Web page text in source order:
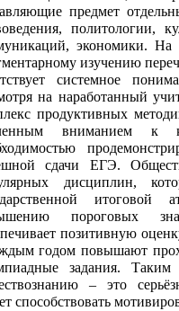
предмет
политологии,
экономики. На
изучению
системное
на наработанный
продуктивных
вниманием к
сдачи ЕГЭ.
дисциплин,
итоговой
пороговых
позитивную
годом повышают
задания.
– это
способствовать